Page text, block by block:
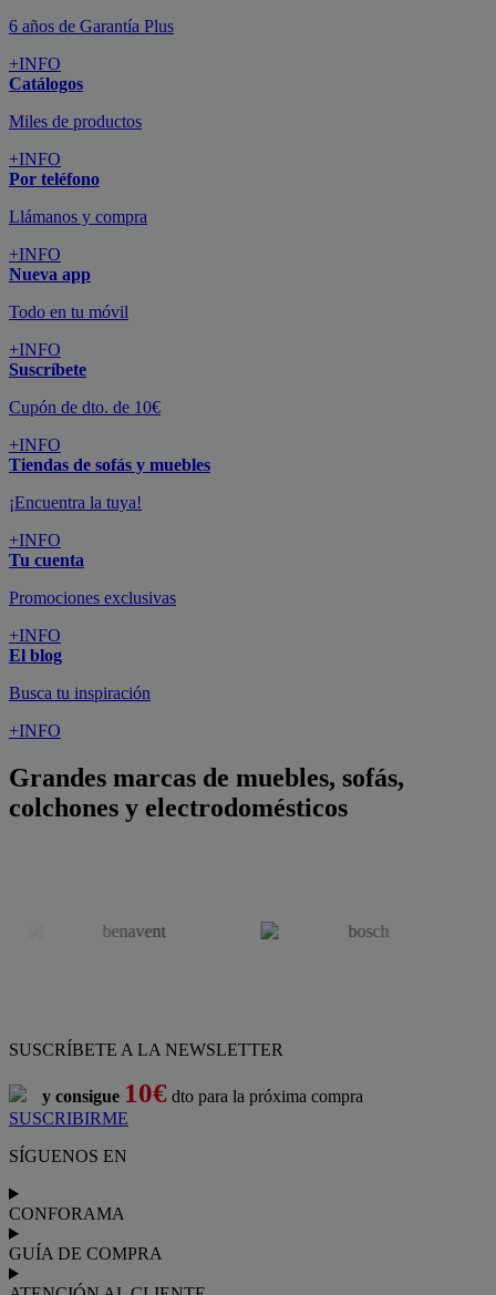
6 años de Garantía Plus
+INFO
Catálogos
Miles de productos
+INFO
Por teléfono
Llámanos y compra
+INFO
Nueva app
Todo en tu móvil
+INFO
Suscríbete
Cupón de dto. de 10€
+INFO
Tiendas de sofás y muebles
¡Encuentra la tuya!
+INFO
Tu cuenta
Promociones exclusivas
+INFO
El blog
Busca tu inspiración
+INFO
Grandes marcas de muebles, sofás,
colchones y electrodomésticos
SUSCRÍBETE A LA NEWSLETTER
y consigue 10€ dto para la próxima compra
SUSCRIBIRME
SÍGUENOS EN
CONFORAMA
GUÍA DE COMPRA